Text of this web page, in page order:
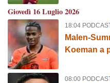
Giovedì 16 Luglio 2026
18:04
Malen-
Koeman a
08:00